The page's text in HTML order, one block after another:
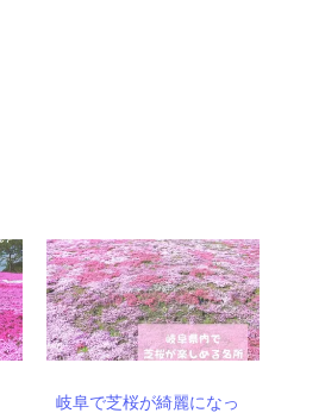
岐阜で芝桜が綺麗になっ